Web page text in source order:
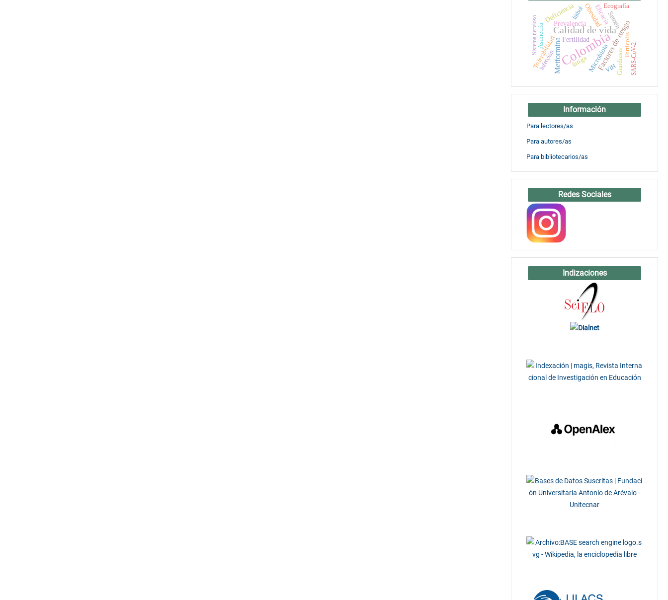
Colombia
Calidad de vida
Factores de riesgo
Metformina Microbiota
ObesidadSemen
Fertilidad
Prevalencia
Deficiencia
fatiga Giardiasis
Eficacia
Tolerabilidad Tortícolis
Asimetría
Ecografía
VIH
fútbol
SARS-CoV-2
Infección
Sistema nervioso
Información
Para lectores/as
Para autores/as
Para bibliotecarios/as
Redes Sociales
Indizaciones